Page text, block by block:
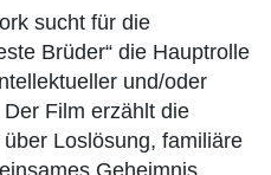
sucht für die
Brüder“ die Hauptrolle
und/oder
Film erzählt die
Loslösung, familiäre
Geheimnis.